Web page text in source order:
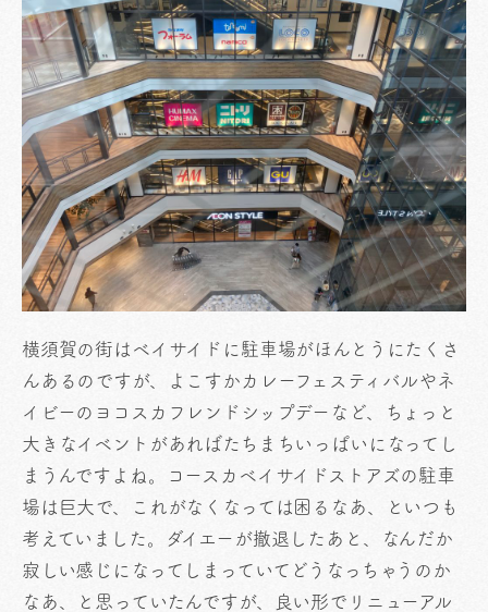
横須賀の街はベイサイドに駐車場がほんとうにたくさ
んあるのですが、よこすかカレーフェスティバルやネ
イビーのヨコスカフレンドシップデーなど、ちょっと
大きなイベントがあればたちまちいっぱいになってし
まうんですよね。コースカベイサイドストアズの駐車
場は巨大で、これがなくなっては困るなあ、といつも
考えていました。ダイエーが撤退したあと、なんだか
寂しい感じになってしまっていてどうなっちゃうのか
なあ、と思っていたんですが、良い形でリニューアル